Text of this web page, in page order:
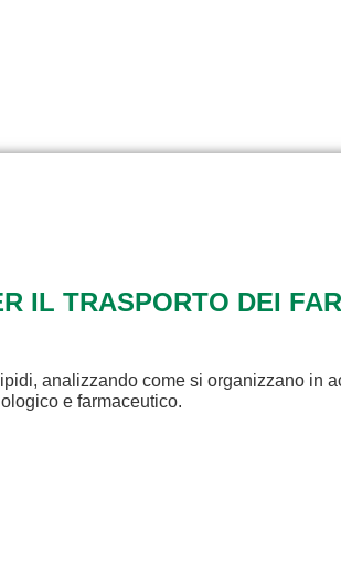
IL TRASPORTO DEI
analizzando come si organizzano in
e farmaceutico.